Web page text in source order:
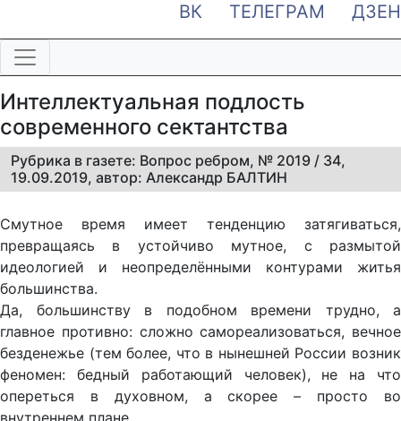
ВК
ТЕЛЕГРАМ ДЗЕН
Интеллектуальная подлость
современного сектантства
Рубрика в газете: Вопрос ребром, № 2019 / 34,
19.09.2019, автор: Александр БАЛТИН
Смутное время имеет тенденцию затягиваться,
превращаясь в устойчиво мутное, с размытой
идеологией и неопределёнными контурами житья
большинства.
Да, большинству в подобном времени трудно, а
главное противно: сложно самореализоваться, вечное
безденежье (тем более, что в нынешней России возник
феномен: бедный работающий человек), не на что
опереться в духовном, а скорее – просто во